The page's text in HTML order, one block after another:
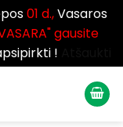
01 d.,Vasaros
gausite
!